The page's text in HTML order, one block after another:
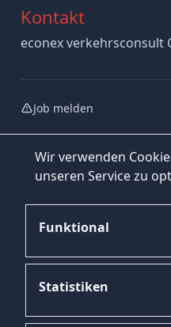
Wir verwenden
unseren Service zu
Funktional
Statistiken
Kontakt
econex verkehrsconsult
Job melden
Jetzt